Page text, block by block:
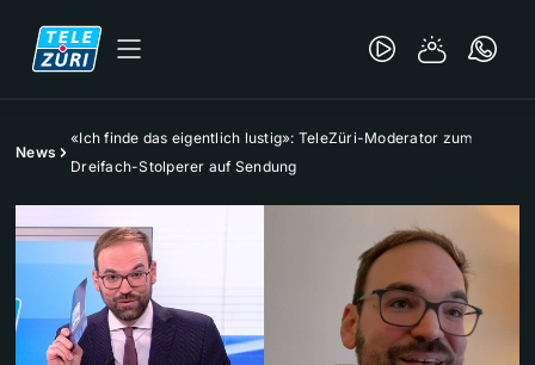
News
«Ich finde das eigentlich lustig»: TeleZüri-Moderator zum
Dreifach-Stolperer auf Sendung